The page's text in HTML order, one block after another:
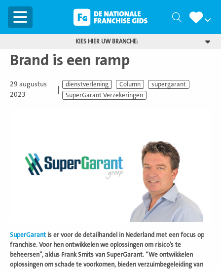
Menu Zoeken
KIES HIER UW BRANCHE:
Brand is een ramp
29 augustus
2023
dienstverlening Column
supergarant
SuperGarant Verzekeringen
SuperGarant is er voor de detailhandel in Nederland met een focus op
franchise. Voor hen ontwikkelen we oplossingen om risico’s te
beheersen”, aldus Frank Smits van SuperGarant. “We ontwikkelen
oplossingen om schade te voorkomen, bieden verzuimbegeleiding van